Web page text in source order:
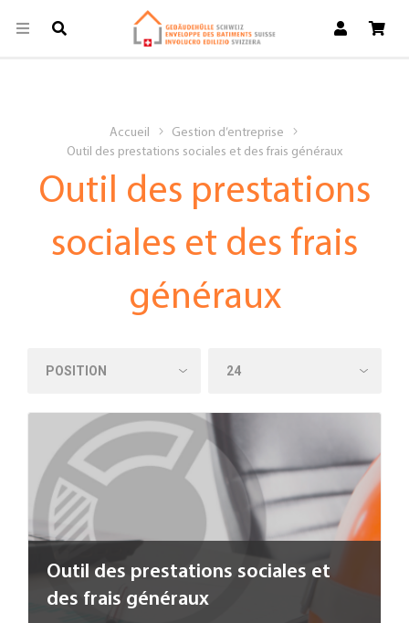
Accueil
Gestion d’entreprise
Outil des prestations sociales et des frais généraux
Outil des prestations
sociales et des frais
généraux
Outil des prestations sociales et
des frais généraux